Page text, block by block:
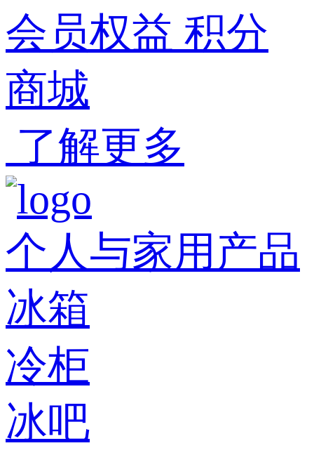
会员权益 积分
商城
了解更多
个人与家用产品
冰箱
冷柜
冰吧